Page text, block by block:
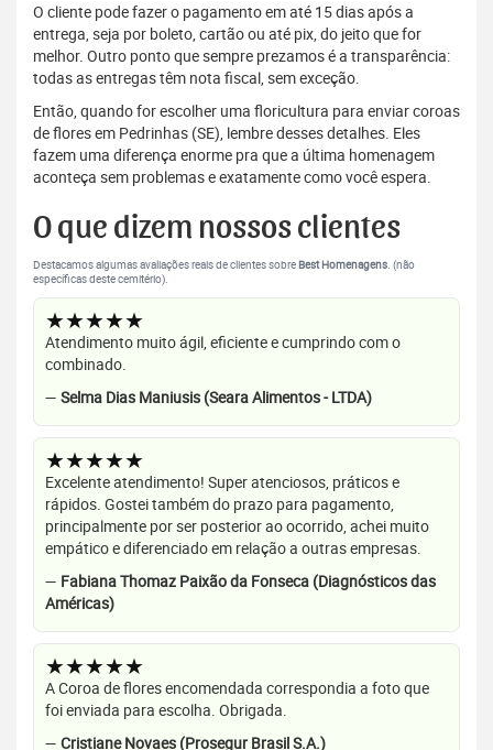
O cliente pode fazer o pagamento em até 15 dias após a
entrega, seja por boleto, cartão ou até pix, do jeito que for
melhor. Outro ponto que sempre prezamos é a transparência:
todas as entregas têm nota fiscal, sem exceção.
Então, quando for escolher uma floricultura para enviar coroas
de flores em Pedrinhas (SE), lembre desses detalhes. Eles
fazem uma diferença enorme pra que a última homenagem
aconteça sem problemas e exatamente como você espera.
O que dizem nossos clientes
Destacamos algumas avaliações reais de clientes sobre Best Homenagens. (não
específicas deste cemitério).
★★★★★
Atendimento muito ágil, eficiente e cumprindo com o
combinado.
— Selma Dias Maniusis (Seara Alimentos - LTDA)
★★★★★
Excelente atendimento! Super atenciosos, práticos e
rápidos. Gostei também do prazo para pagamento,
principalmente por ser posterior ao ocorrido, achei muito
empático e diferenciado em relação a outras empresas.
— Fabiana Thomaz Paixão da Fonseca (Diagnósticos das
Américas)
★★★★★
A Coroa de flores encomendada correspondia a foto que
foi enviada para escolha. Obrigada.
— Cristiane Novaes (Prosegur Brasil S.A.)